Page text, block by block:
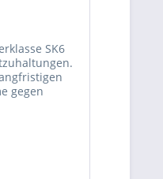
SK6
gegen